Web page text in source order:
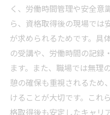
く、労働時間管理や安全意
ら、資格取得後の現場では
が求められるためです。具
の受講や、労働時間の記録
ます。また、職場では無理
憩の確保も重視されるため
けることが大切です。これ
格取得後も安定したキャリ